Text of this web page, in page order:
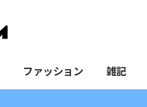
ファッション 雑記